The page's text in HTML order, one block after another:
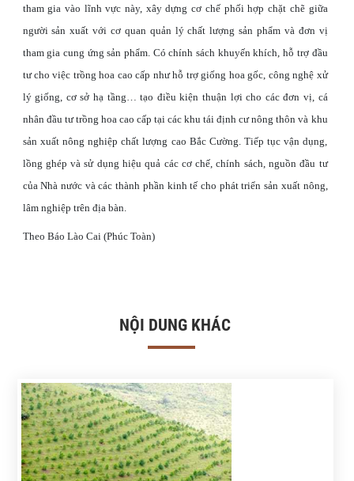
tham gia vào lĩnh vực này, xây dựng cơ chế phối hợp chặt chẽ giữa
người sản xuất với cơ quan quản lý chất lượng sản phẩm và đơn vị
tham gia cung ứng sản phẩm. Có chính sách khuyến khích, hỗ trợ đầu
tư cho việc trồng hoa cao cấp như hỗ trợ giống hoa gốc, công nghệ xử
lý giống, cơ sở hạ tầng… tạo điều kiện thuận lợi cho các đơn vị, cá
nhân đầu tư trồng hoa cao cấp tại các khu tái định cư nông thôn và khu
sản xuất nông nghiệp chất lượng cao Bắc Cường. Tiếp tục vận dụng,
lồng ghép và sử dụng hiệu quả các cơ chế, chính sách, nguồn đầu tư
của Nhà nước và các thành phần kinh tế cho phát triển sản xuất nông,
lâm nghiệp trên địa bàn.
Theo Báo Lào Cai (Phúc Toàn)
NỘI DUNG KHÁC